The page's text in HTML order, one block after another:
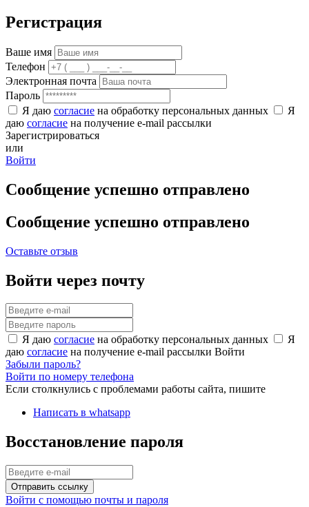
Регистрация
Ваше имя
Телефон
Электронная почта
Пароль
Я даю согласие на обработку персональных данных
Я
даю согласие на получение e-mail рассылки
Зарегистрироваться
или
Войти
Сообщение успешно отправлено
Сообщение успешно отправлено
Оставьте отзыв
Войти через почту
Я даю согласие на обработку персональных данных
Я
даю согласие на получение e-mail рассылки Войти
Забыли пароль?
Войти по номеру телефона
Если столкнулись с проблемами работы сайта, пишите
Написать в whatsapp
Восстановление пароля
Отправить ссылку
Войти с помощью почты и пароля